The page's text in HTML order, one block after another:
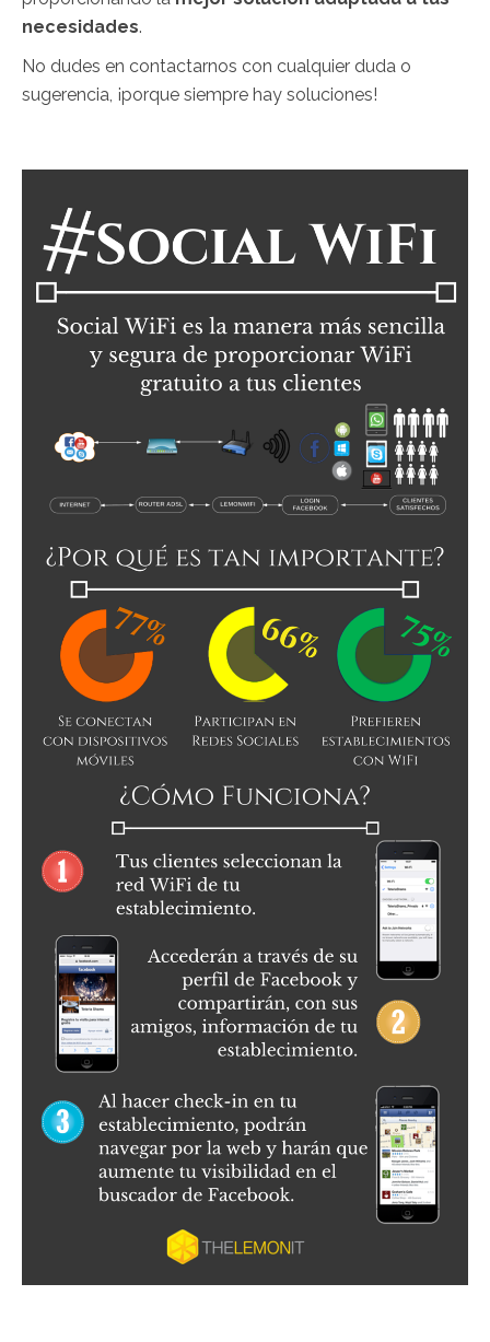
necesidades.
No dudes en contactarnos con cualquier duda o
sugerencia, ¡porque siempre hay soluciones!